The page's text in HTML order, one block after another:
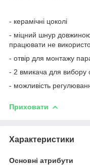
- керамічні цоколі
- міцний шнур
працювати не
- отвір для монтажу
- 2 вмикача для вибору
- можливість
Приховати
Характеристики
Основні атрибути